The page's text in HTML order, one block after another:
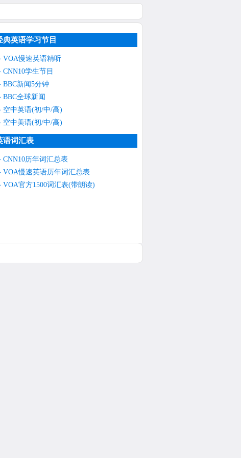
典英语学习节目
VOA慢速英语精听
CNN10学生节目
BBC新闻5分钟
BBC全球新闻
空中英语(初/中/高)
空中美语(初/中/高)
语词汇表
CNN10历年词汇总表
VOA慢速英语历年词汇总表
VOA官方1500词汇表(带朗读)